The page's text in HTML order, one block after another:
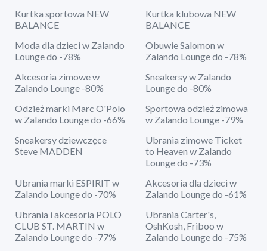
Kurtka sportowa NEW
BALANCE
Kurtka klubowa NEW
BALANCE
Moda dla dzieci w Zalando
Lounge do -78%
Obuwie Salomon w
Zalando Lounge do -78%
Akcesoria zimowe w
Zalando Lounge -80%
Sneakersy w Zalando
Lounge do -80%
Odzież marki Marc O'Polo
w Zalando Lounge do -66%
Sportowa odzież zimowa
w Zalando Lounge -79%
Sneakersy dziewczęce
Steve MADDEN
Ubrania zimowe Ticket
to Heaven w Zalando
Lounge do -73%
Ubrania marki ESPIRIT w
Zalando Lounge do -70%
Akcesoria dla dzieci w
Zalando Lounge do -61%
Ubrania i akcesoria POLO
CLUB ST. MARTIN w
Zalando Lounge do -77%
Ubrania Carter's,
OshKosh, Friboo w
Zalando Lounge do -75%